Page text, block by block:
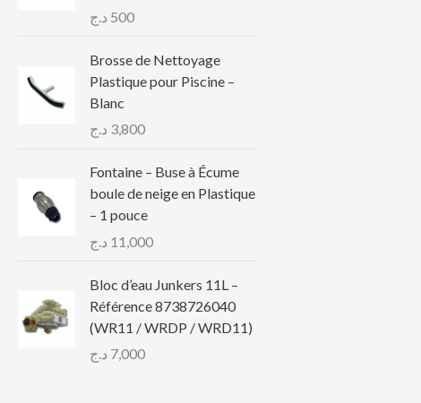
500 د.ج
Brosse de Nettoyage
Plastique pour Piscine –
Blanc
3,800 د.ج
Fontaine – Buse à Écume
boule de neige en Plastique
– 1 pouce
11,000 د.ج
Bloc d’eau Junkers 11L –
Référence 8738726040
(WR11 / WRDP / WRD11)
7,000 د.ج